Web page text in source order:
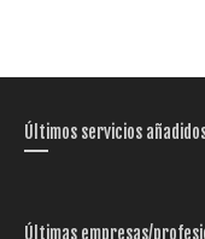
Últimos servicios
Últimas empresas/